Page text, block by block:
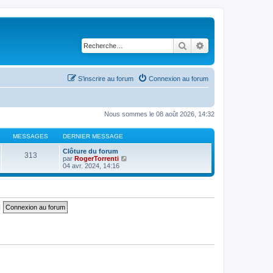
Rechercher
Connexion au forum
S’inscrire au forum
Nous sommes le 08 août 2026, 14:32
MESSAGES DERNIER MESSAGE
313
Clôture du forum
par RogerTorrenti
i
r
04 avr. 2024, 14:16